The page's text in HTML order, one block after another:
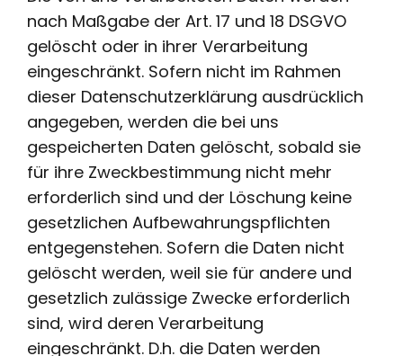
nach Maßgabe der Art. 17 und 18 DSGVO
gelöscht oder in ihrer Verarbeitung
eingeschränkt. Sofern nicht im Rahmen
dieser Datenschutzerklärung ausdrücklich
angegeben, werden die bei uns
gespeicherten Daten gelöscht, sobald sie
für ihre Zweckbestimmung nicht mehr
erforderlich sind und der Löschung keine
gesetzlichen Aufbewahrungspflichten
entgegenstehen. Sofern die Daten nicht
gelöscht werden, weil sie für andere und
gesetzlich zulässige Zwecke erforderlich
sind, wird deren Verarbeitung
eingeschränkt. D.h. die Daten werden